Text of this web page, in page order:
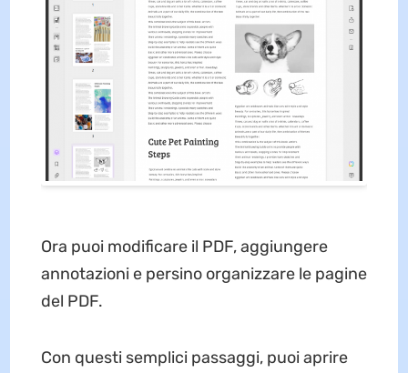
Ora puoi modificare il PDF, aggiungere
annotazioni e persino organizzare le pagine
del PDF.
Con questi semplici passaggi, puoi aprire